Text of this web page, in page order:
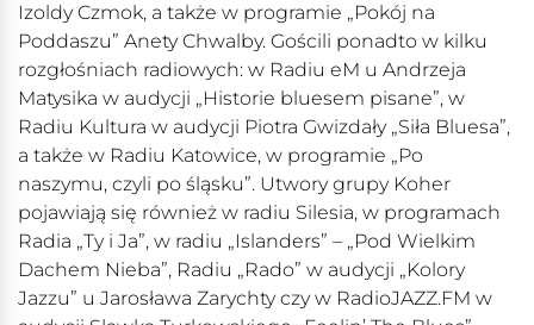
Izoldy Czmok, a także w programie „Pokój na
Poddaszu” Anety Chwalby. Gościli ponadto w kilku
rozgłośniach radiowych: w Radiu eM u Andrzeja
Matysika w audycji „Historie bluesem pisane”, w
Radiu Kultura w audycji Piotra Gwizdały „Siła Bluesa”,
a także w Radiu Katowice, w programie „Po
naszymu, czyli po śląsku”. Utwory grupy Koher
pojawiają się również w radiu Silesia, w programach
Radia „Ty i Ja”, w radiu „Islanders” – „Pod Wielkim
Dachem Nieba”, Radiu „Rado” w audycji „Kolory
Jazzu” u Jarosława Zarychty czy w RadioJAZZ.FM w